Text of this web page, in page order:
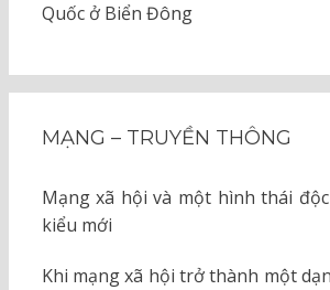
Quốc ở Biển Đông
MẠNG – TRUYỀN THÔNG
Mạng xã hội và một hình thái
kiểu mới
Khi mạng xã hội trở thành một